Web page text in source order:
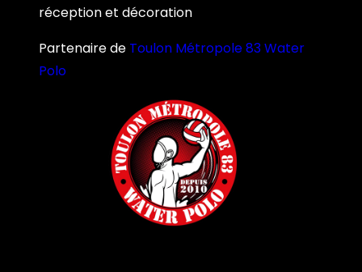
réception et décoration
Partenaire de Toulon Métropole 83 Water
Polo